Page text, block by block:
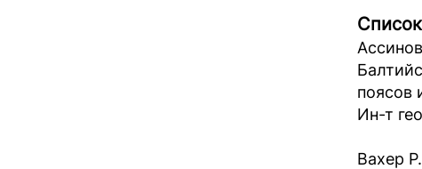
поясов
Ин-т
Вахер